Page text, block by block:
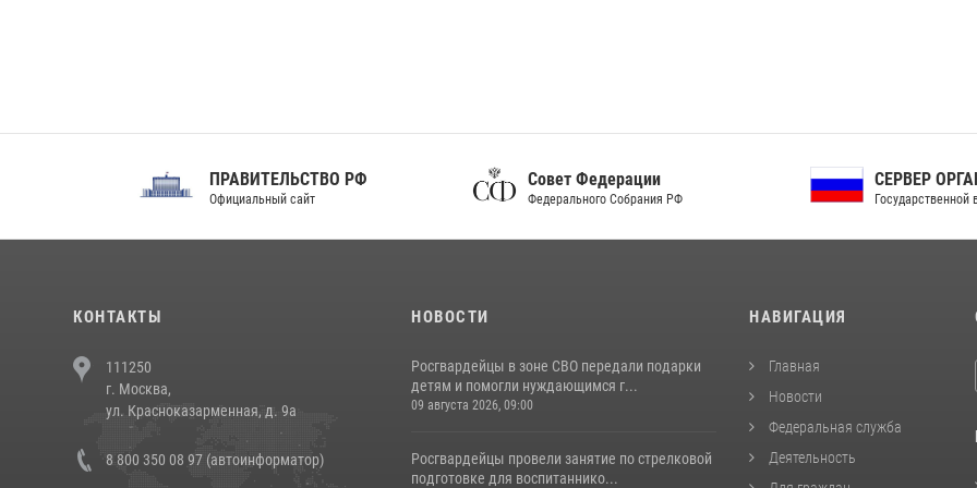
ПРАВИТЕЛЬСТВО РФ
Официальный сайт
Совет Федерации
Федерального Собрания РФ
СЕРВЕР ОРГАНОВ
Государственной власти РФ
КОНТАКТЫ
111250
г. Москва,
ул. Красноказарменная, д. 9а
8 800 350 08 97 (автоинформатор)
НОВОСТИ
Росгвардейцы в зоне СВО передали подарки
детям и помогли нуждающимся г...
09 августа 2026, 09:00
Росгвардейцы провели занятие по стрелковой
подготовке для воспитаннико...
НАВИГАЦИЯ
Главная
Новости
Федеральная служба
Деятельность